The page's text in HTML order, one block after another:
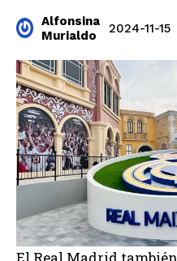
Alfonsina
Murialdo
2024-11-15
El Real Madrid